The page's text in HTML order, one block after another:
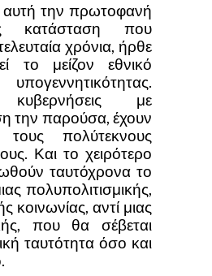
την πρωτοφανή
κατάσταση που
χρόνια, ήρθε
το μείζον εθνικό
κυβερνήσεις με
την παρούσα, έχουν
τους πολύτεκνους
Και το χειρότερο
ταυτόχρονα το
πολυπολιτισμικής,
κοινωνίας, αντί μιας
που θα σέβεται
ταυτότητα όσο και